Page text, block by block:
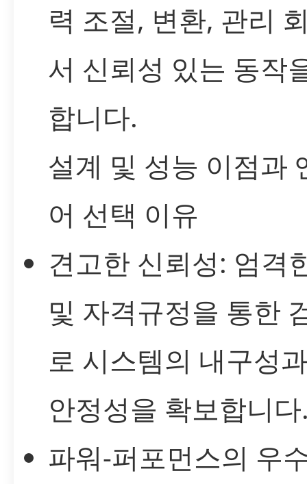
력 조절, 변환, 관리
서 신뢰성 있는 동작
합니다.
설계 및 성능 이점과
어 선택 이유
견고한 신뢰성: 엄격
및 자격규정을 통한
로 시스템의 내구성
안정성을 확보합니
파워-퍼포먼스의 우